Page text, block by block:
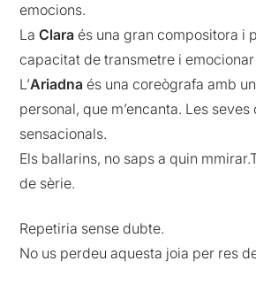
emocions.
LaClara és una gran compositora i
capacitat de transmetre i
L’Ariadna és una coreògrafa amb
personal, que m’encanta. Les
sensacionals.
Els ballarins, no saps a quin
de sèrie.
Repetiria sense dubte.
No us perdeu aquesta joia per res